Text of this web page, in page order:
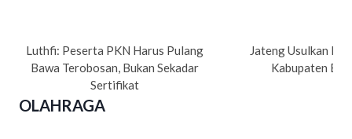
Luthfi: Peserta PKN Harus Pulang
Bawa Terobosan, Bukan Sekadar
Sertifikat
Jateng Usulkan
Kabupaten
OLAHRAGA